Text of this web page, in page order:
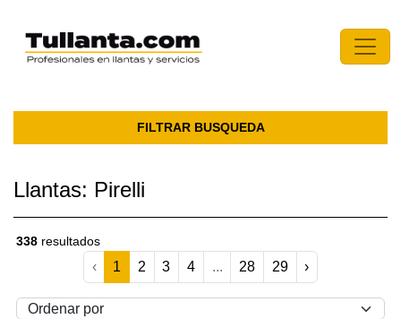
FILTRAR BUSQUEDA
Llantas: Pirelli
338 resultados
‹ 1 2 3 4 ... 28 29 ›